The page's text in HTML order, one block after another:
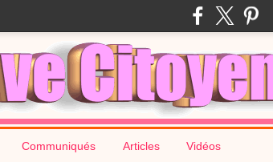
Communiqués Articles Vidéos